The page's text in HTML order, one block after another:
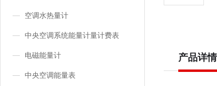
空调水热量计
中央空调系统能量计量计费表
电磁能量计
中央空调能量表
产品详情